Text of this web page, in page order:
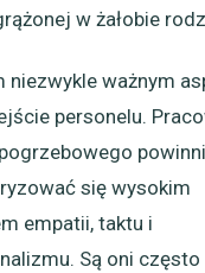
w żałobie
niezwykle ważnym
personelu.
powinni
się wysokim
empatii, taktu i
Są oni często